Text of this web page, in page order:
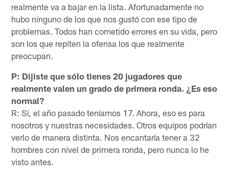
realmente va a bajar en la lista. Afortunadamente no
hubo ninguno de los que nos gustó con ese tipo de
problemas. Todos han cometido errores en su vida, pero
son los que repiten la ofensa los que realmente
preocupan.
P: Dijiste que sólo tienes 20 jugadores que
realmente valen un grado de primera ronda. ¿Es eso
normal?
R: Sí, el año pasado teníamos 17. Ahora, eso es para
nosotros y nuestras necesidades. Otros equipos podrían
verlo de manera distinta. Nos encantaría tener a 32
hombres con nivel de primera ronda, pero nunca lo he
visto antes.